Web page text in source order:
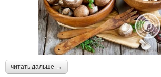
читать дальше →